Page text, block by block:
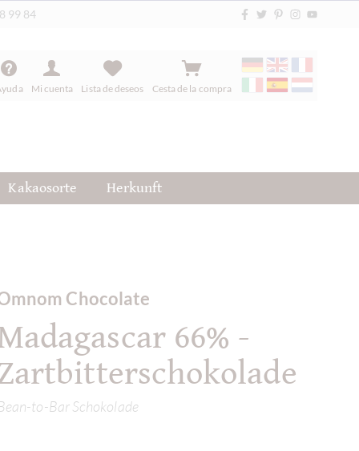
99 84
Mi cuenta Lista de deseos Cesta de la compra
Kakaosorte Herkunft
Chocolate
66% -
to-Bar Schokolade